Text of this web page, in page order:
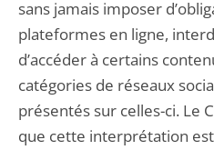
sans jamais imposer
plateformes en ligne,
d’accéder à certains
catégories de réseaux
présentés sur celles-ci. Le
que cette interprétation